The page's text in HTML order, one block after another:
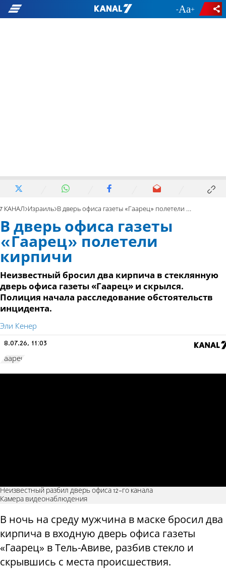
- +
7 КАНАЛ Израиль В дверь офиса газеты «Гаарец» полетели кирпичи
В дверь офиса газеты
«Гаарец» полетели
кирпичи
Неизвестный бросил два кирпича в стеклянную
дверь офиса газеты «Гаарец» и скрылся.
Полиция начала расследование обстоятельств
инцидента.
Эли Кенер
8.07.26, 11:03
Гаарец
Неизвестный разбил дверь офиса 12-го канала
Камера видеонаблюдения
В ночь на среду мужчина в маске бросил два
кирпича в входную дверь офиса газеты
«Гаарец» в Тель-Авиве, разбив стекло и
скрывшись с места происшествия.